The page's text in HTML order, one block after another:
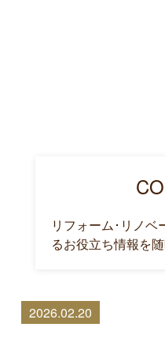
リフォーム･リノベ
るお役立ち情報を
2026.02.20